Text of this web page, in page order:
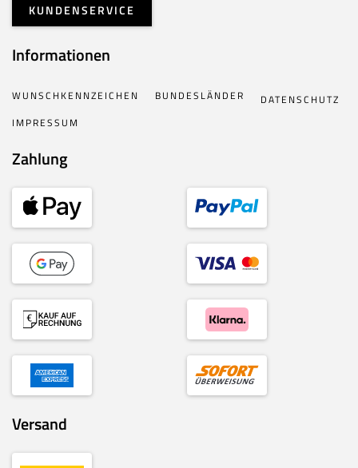
KUNDENSERVICE
Informationen
WUNSCHKENNZEICHEN BUNDESLÄNDER
DATENSCHUTZ
IMPRESSUM
Zahlung
Versand